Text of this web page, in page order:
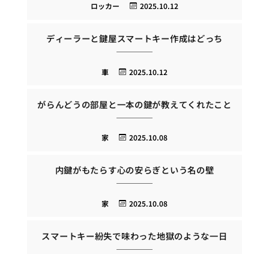
2025.10.12
ロッカー
ディーラーと鍵屋スマートキー作成はどっち
2025.10.12
車
がらんどうの部屋と一本の鍵が教えてくれたこと
2025.10.08
家
内鍵がもたらす心の安らぎという名の壁
2025.10.08
家
スマートキー紛失で味わった地獄のような一日